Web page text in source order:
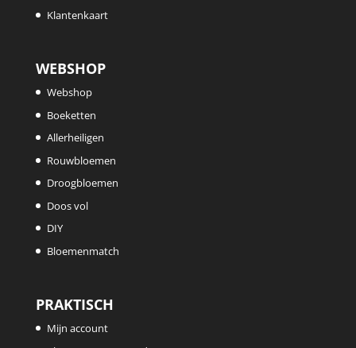
Klantenkaart
WEBSHOP
Webshop
Boeketten
Allerheiligen
Rouwbloemen
Droogbloemen
Doos vol
DIY
Bloemenmatch
PRAKTISCH
Mijn account